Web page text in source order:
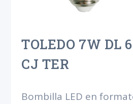
TOLEDO 7W DL
CJ TER
Bombilla LED en